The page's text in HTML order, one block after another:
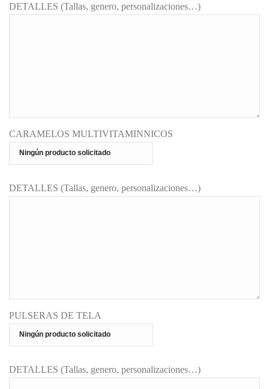
DETALLES (Tallas, genero, personalizaciones…)
CARAMELOS MULTIVITAMINNICOS
DETALLES (Tallas, genero, personalizaciones…)
PULSERAS DE TELA
DETALLES (Tallas, genero, personalizaciones…)